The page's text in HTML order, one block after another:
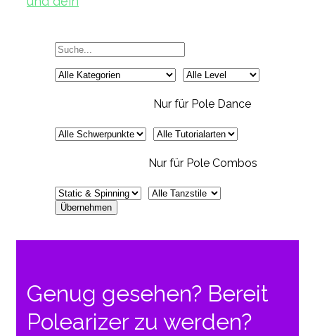
Nur für Pole Dance
Nur für Pole Combos
Genug gesehen? Bereit
Polearizer zu werden?